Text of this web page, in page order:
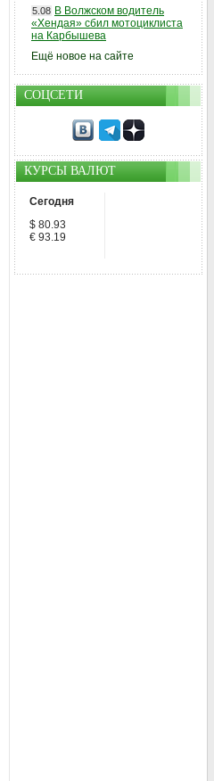
5.08 В Волжском водитель
«Хендая» сбил мотоциклиста
на Карбышева
Ещё новое на сайте
СОЦСЕТИ
КУРСЫ ВАЛЮТ
Сегодня
$ 80.93
€ 93.19